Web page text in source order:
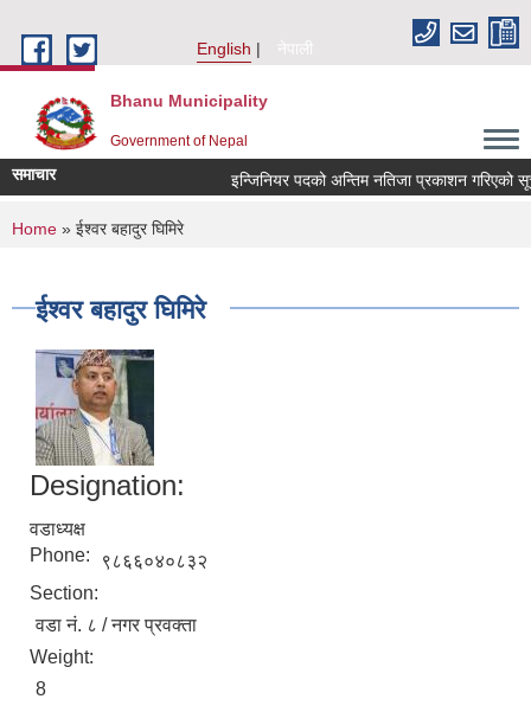
English
नेपाली
Bhanu Municipality
Government of Nepal
समाचार इन्जिनियर पदको अन्तिम नतिजा प्रकाशन गरिएको
You are here
Home » ईश्वर बहादुर घिमिरे
ईश्वर बहादुर घिमिरे
Designation:
वडाध्यक्ष
Phone:
९८६६०४०८३२
Section:
वडा नं. ८ / नगर प्रवक्ता
Weight:
8